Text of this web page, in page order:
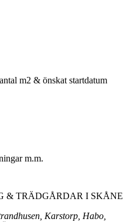
m2 & önskat startdatum
m.m.
& TRÄDGÅRDAR I SKÅNE
Karstorp, Habo,